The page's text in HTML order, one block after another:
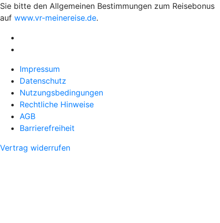
Sie bitte den Allgemeinen Bestimmungen zum Reisebonus
auf www.vr-meinereise.de.
Impressum
Datenschutz
Nutzungsbedingungen
Rechtliche Hinweise
AGB
Barrierefreiheit
Vertrag widerrufen